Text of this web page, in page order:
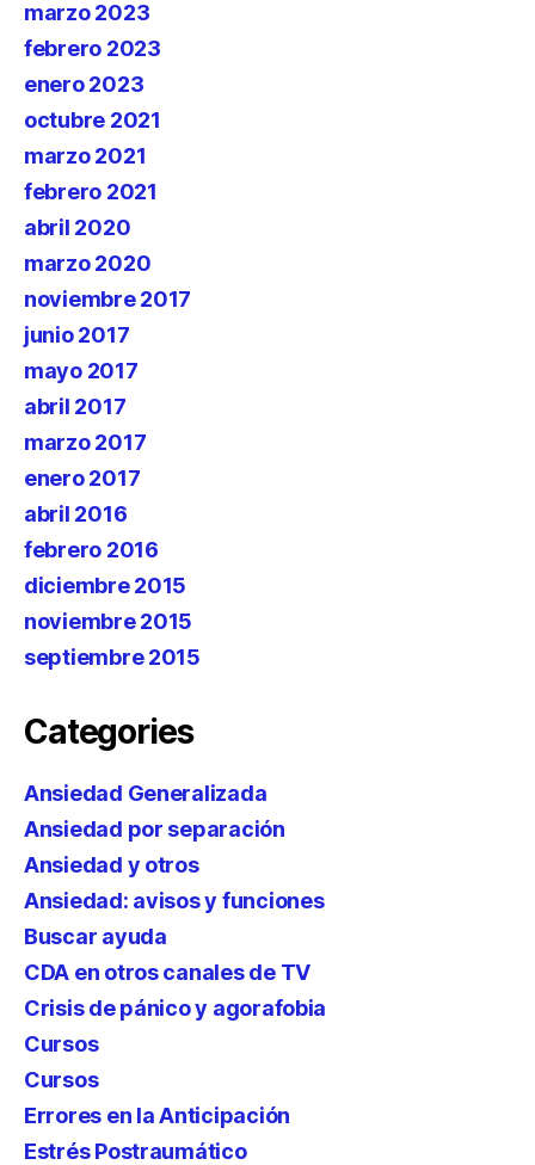
marzo 2023
febrero 2023
enero 2023
octubre 2021
marzo 2021
febrero 2021
abril 2020
marzo 2020
noviembre 2017
junio 2017
mayo 2017
abril 2017
marzo 2017
enero 2017
abril 2016
febrero 2016
diciembre 2015
noviembre 2015
septiembre 2015
Categories
Ansiedad Generalizada
Ansiedad por separación
Ansiedad y otros
Ansiedad: avisos y funciones
Buscar ayuda
CDA en otros canales de TV
Crisis de pánico y agorafobia
Cursos
Cursos
Errores en la Anticipación
Estrés Postraumático